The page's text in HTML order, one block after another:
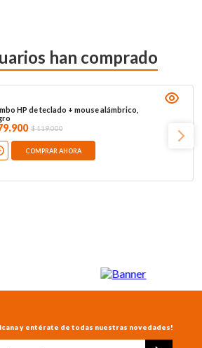
han comprado
HP de teclado + mouse alámbrico,
.900 $119.000
COMPRAR AHORA
y entérate de todas nuestras novedades!